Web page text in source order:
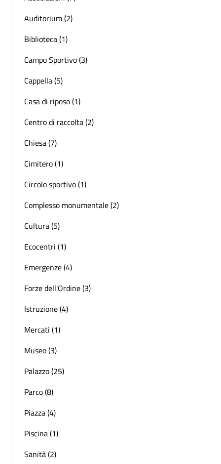
Auditorium (2)
Biblioteca (1)
Campo Sportivo (3)
Cappella (5)
Casa di riposo (1)
Centro di raccolta (2)
Chiesa (7)
Cimitero (1)
Circolo sportivo (1)
Complesso monumentale (2)
Cultura (5)
Ecocentri (1)
Emergenze (4)
Forze dell'Ordine (3)
Istruzione (4)
Mercati (1)
Museo (3)
Palazzo (25)
Parco (8)
Piazza (4)
Piscina (1)
Sanità (2)